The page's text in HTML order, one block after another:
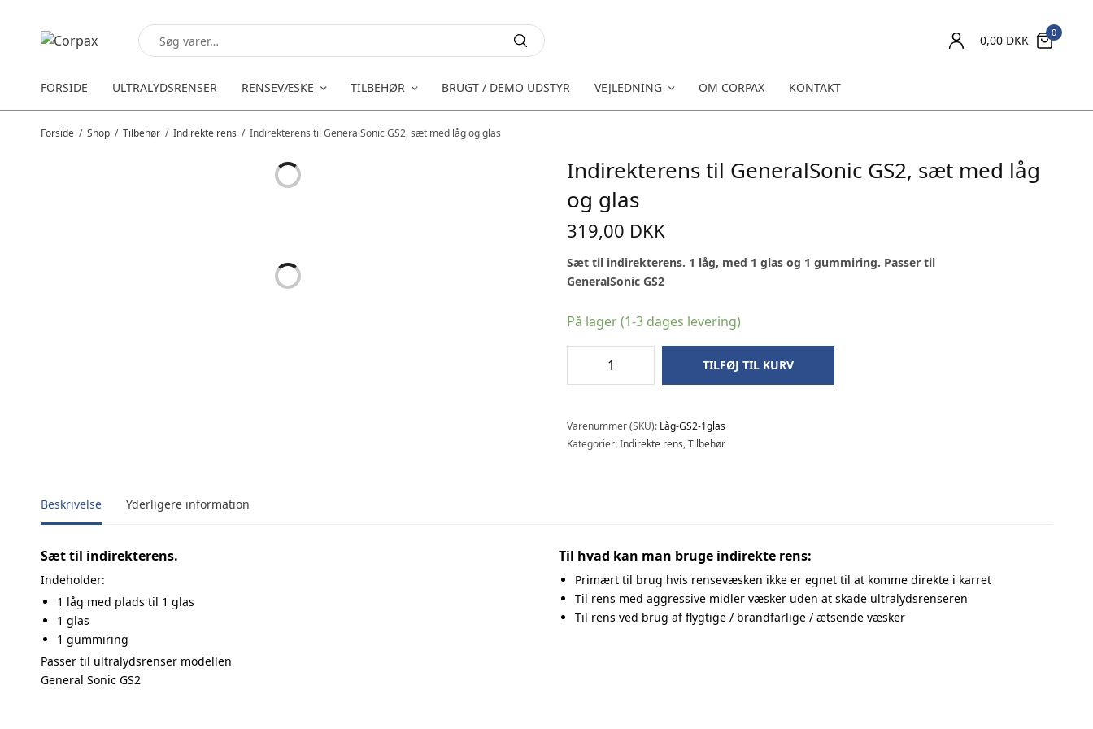
0,00 DKK
0
FORSIDE ULTRALYDSRENSER RENSEVÆSKE TILBEHØR BRUGT / DEMO UDSTYR VEJLEDNING OM CORPAX KONTAKT
Forside / Shop / Tilbehør / Indirekte rens / Indirekterens til GeneralSonic GS2, sæt med låg og glas
Indirekterens til GeneralSonic GS2, sæt med låg
og glas
319,00 DKK
Sæt til indirekterens. 1 låg, med 1 glas og 1 gummiring. Passer til
GeneralSonic GS2
På lager (1-3 dages levering)
TILFØJ TIL KURV
Varenummer (SKU): Låg-GS2-1glas
Kategorier:Indirekte rens,Tilbehør
Beskrivelse Yderligere information
Sæt til indirekterens.
Indeholder:
1 låg med plads til 1 glas
1 glas
1 gummiring
Passer til ultralydsrenser modellen
General Sonic GS2
Til hvad kan man bruge indirekte rens:
Primært til brug hvis rensevæsken ikke er egnet til at komme direkte i karret
Til rens med aggressive midler væsker uden at skade ultralydsrenseren
Til rens ved brug af flygtige / brandfarlige / ætsende væsker